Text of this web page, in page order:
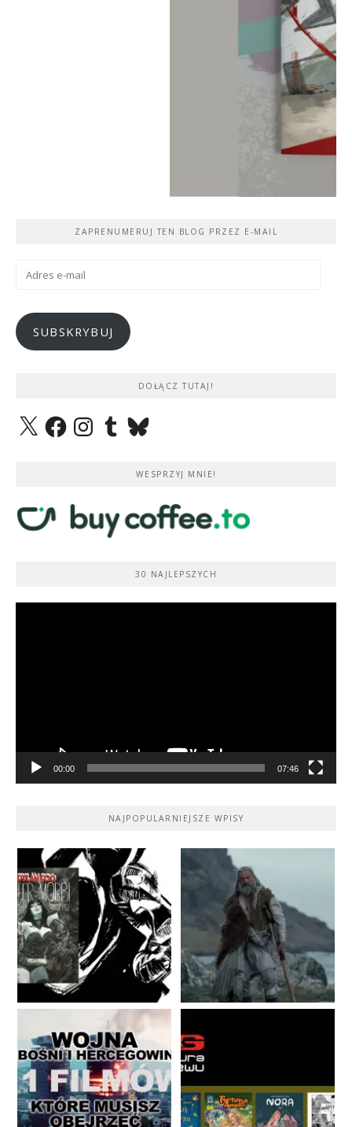
ZAPRENUMERUJ TEN BLOG PRZEZ E-MAIL
Adres
SUBSKRYBUJ
DOŁĄCZ TUTAJ!
X FacebookInstagramTumblrBluesky
WESPRZYJ MNIE!
30 NAJLEPSZYCH
00:00 07:46
NAJPOPULARNIEJSZE WPISY